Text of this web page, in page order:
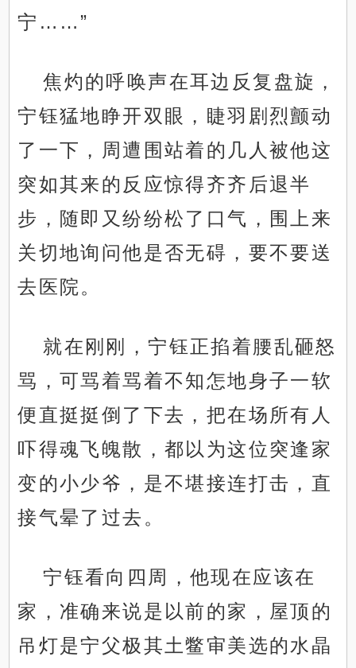
宁……”
焦灼的呼唤声在耳边反复盘旋，
宁钰猛地睁开双眼，睫羽剧烈颤动
了一下，周遭围站着的几人被他这
突如其来的反应惊得齐齐后退半
步，随即又纷纷松了口气，围上来
关切地询问他是否无碍，要不要送
去医院。
就在刚刚，宁钰正掐着腰乱砸怒
骂，可骂着骂着不知怎地身子一软
便直挺挺倒了下去，把在场所有人
吓得魂飞魄散，都以为这位突逢家
变的小少爷，是不堪接连打击，直
接气晕了过去。
宁钰看向四周，他现在应该在
家，准确来说是以前的家，屋顶的
吊灯是宁父极其土鳖审美选的水晶